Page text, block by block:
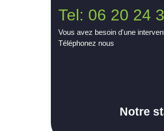
Tel: 06 20 24
Vous avez besoin d'une
Téléphonez nous
Notre